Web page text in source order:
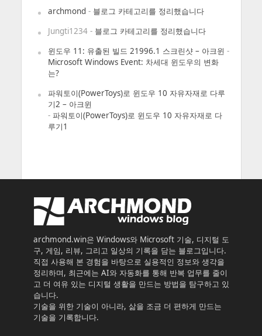
archmond - 블로그 카테고리를 정리했습니다
Jungti1234- 블로그 카테고리를 정리했습니다
윈도우 11: 유출된 빌드 21996.1 스크린샷 – 아크윈 -
Microsoft Windows Event: 차세대 윈도우의 변화
는?
파워토이(PowerToys)로 윈도우 10 자유자재로 다루
기2 – 아크윈
- 파워토이(PowerToys)로 윈도우 10 자유자재로 다
루기1
archmond.win은 Windows와 Microsoft 기술, 디지털 도
구, 게임, 리뷰, 그리고 일상의 기록을 담는 블로그입니다.
직접 사용해 본 경험을 바탕으로 실용적인 정보와 생각을
정리하며, 최근에는 AI와 자동화를 통해 반복 업무를 줄이
고 더 여유 있는 디지털 생활을 만드는 방법을 탐구하고 있
습니다.
기술을 위한 기술이 아니라, 삶을 조금 더 편하게 만드는
기술을 기록합니다.